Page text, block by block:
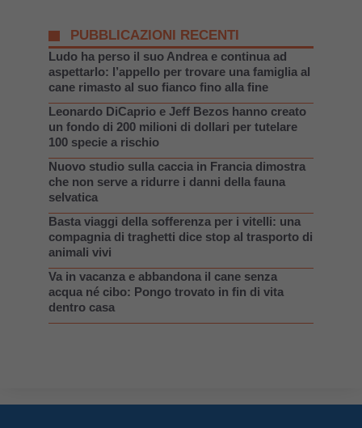
PUBBLICAZIONI RECENTI
Ludo ha perso il suo Andrea e continua ad
aspettarlo: l’appello per trovare una famiglia al
cane rimasto al suo fianco fino alla fine
Leonardo DiCaprio e Jeff Bezos hanno creato
un fondo di 200 milioni di dollari per tutelare
100 specie a rischio
Nuovo studio sulla caccia in Francia dimostra
che non serve a ridurre i danni della fauna
selvatica
Basta viaggi della sofferenza per i vitelli: una
compagnia di traghetti dice stop al trasporto di
animali vivi
Va in vacanza e abbandona il cane senza
acqua né cibo: Pongo trovato in fin di vita
dentro casa